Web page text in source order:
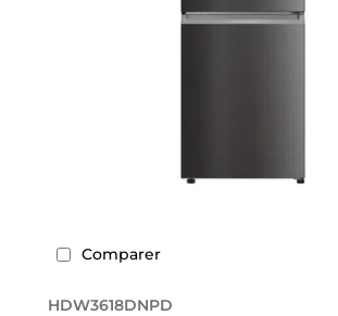
Comparer
HDW3618DNPD